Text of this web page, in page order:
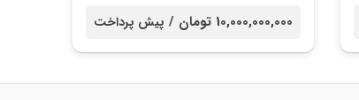
10,000,000,000 تومان / پیش پرداخت